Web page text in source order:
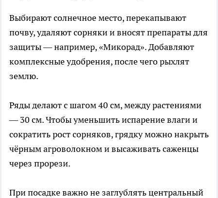
Выбирают солнечное место, перекапывают
почву, удаляют сорняки и вносят препараты для
защиты — например, «Микорад». Добавляют
комплексные удобрения, после чего рыхлят
землю.
Ряды делают с шагом 40 см, между растениями
— 30 см. Чтобы уменьшить испарение влаги и
сократить рост сорняков, грядку можно накрыть
чёрным агроволокном и высаживать саженцы
через прорези.
При посадке важно не заглублять центральный